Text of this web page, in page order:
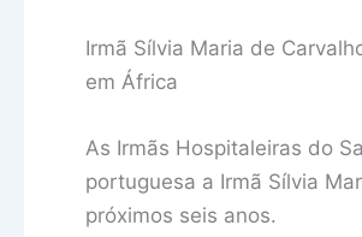
Irmã Sílvia Maria de
em África
As Irmãs Hospitaleiras do
portuguesa a Irmã Sílvia
próximos seis anos.